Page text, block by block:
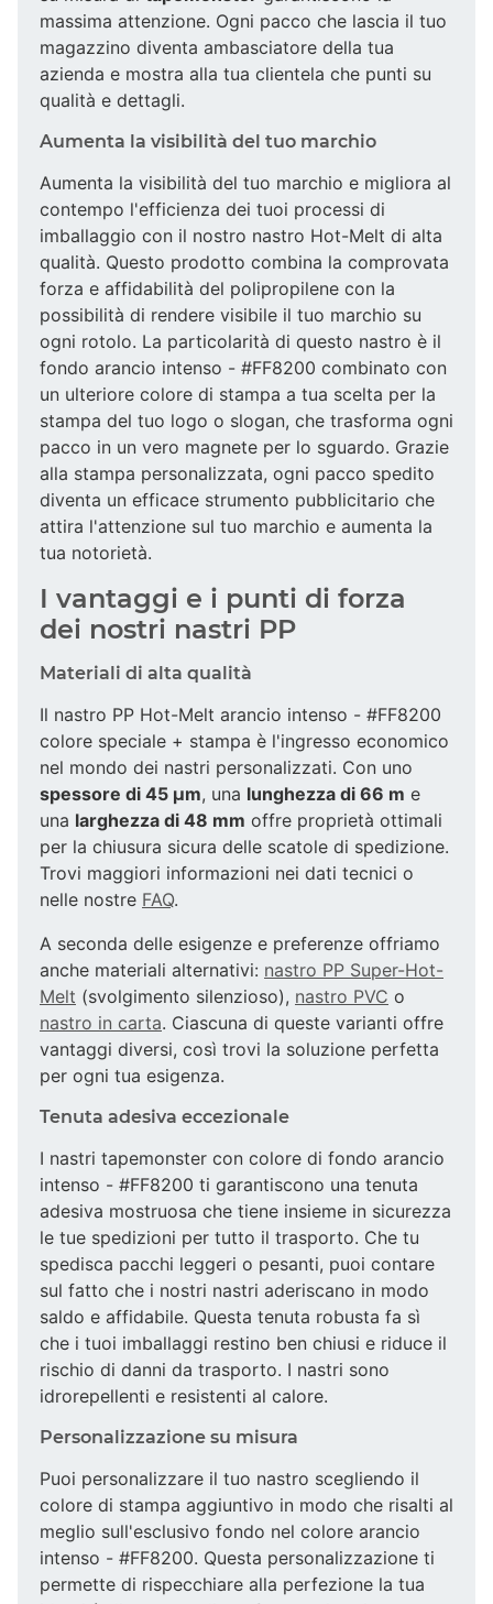
massima attenzione. Ogni pacco che lascia il tuo
magazzino diventa ambasciatore della tua
azienda e mostra alla tua clientela che punti su
qualità e dettagli.
Aumenta la visibilità del tuo marchio
Aumenta la visibilità del tuo marchio e migliora al
contempo l'efficienza dei tuoi processi di
imballaggio con il nostro nastro Hot-Melt di alta
qualità. Questo prodotto combina la comprovata
forza e affidabilità del polipropilene con la
possibilità di rendere visibile il tuo marchio su
ogni rotolo. La particolarità di questo nastro è il
fondo arancio intenso - #FF8200 combinato con
un ulteriore colore di stampa a tua scelta per la
stampa del tuo logo o slogan, che trasforma ogni
pacco in un vero magnete per lo sguardo. Grazie
alla stampa personalizzata, ogni pacco spedito
diventa un efficace strumento pubblicitario che
attira l'attenzione sul tuo marchio e aumenta la
tua notorietà.
I vantaggi e i punti di forza
dei nostri nastri PP
Materiali di alta qualità
Il nastro PP Hot-Melt arancio intenso - #FF8200
colore speciale + stampa è l'ingresso economico
nel mondo dei nastri personalizzati. Con uno
spessore di 45 µm, una lunghezza di 66 m e
una larghezza di 48 mm offre proprietà ottimali
per la chiusura sicura delle scatole di spedizione.
Trovi maggiori informazioni nei dati tecnici o
nelle nostre FAQ.
A seconda delle esigenze e preferenze offriamo
anche materiali alternativi: nastro PP Super-Hot-
Melt (svolgimento silenzioso), nastro PVC o
nastro in carta. Ciascuna di queste varianti offre
vantaggi diversi, così trovi la soluzione perfetta
per ogni tua esigenza.
Tenuta adesiva eccezionale
I nastri tapemonster con colore di fondo arancio
intenso - #FF8200 ti garantiscono una tenuta
adesiva mostruosa che tiene insieme in sicurezza
le tue spedizioni per tutto il trasporto. Che tu
spedisca pacchi leggeri o pesanti, puoi contare
sul fatto che i nostri nastri aderiscano in modo
saldo e affidabile. Questa tenuta robusta fa sì
che i tuoi imballaggi restino ben chiusi e riduce il
rischio di danni da trasporto. I nastri sono
idrorepellenti e resistenti al calore.
Personalizzazione su misura
Puoi personalizzare il tuo nastro scegliendo il
colore di stampa aggiuntivo in modo che risalti al
meglio sull'esclusivo fondo nel colore arancio
intenso - #FF8200. Questa personalizzazione ti
permette di rispecchiare alla perfezione la tua